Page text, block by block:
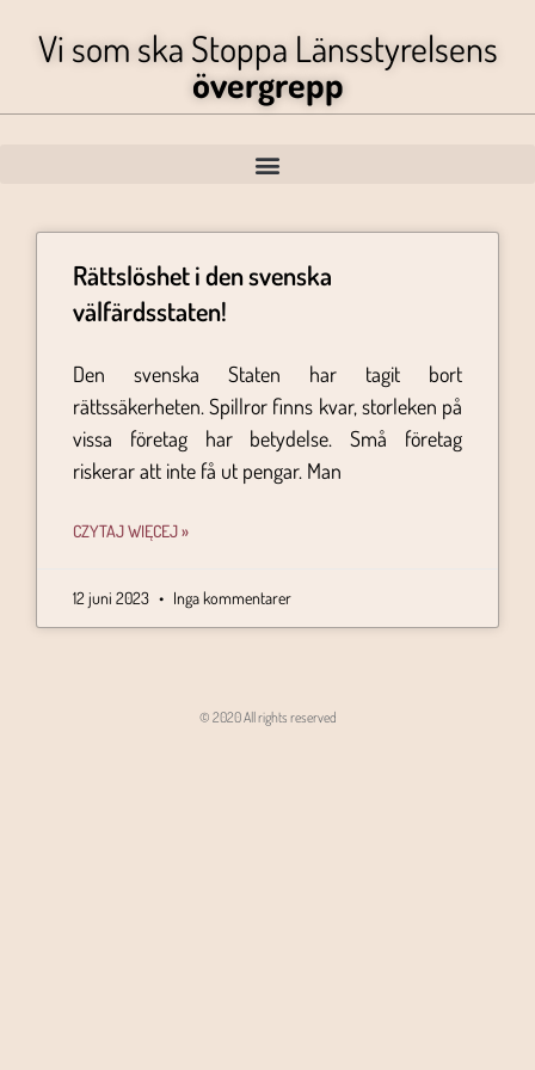
Vi som ska Stoppa Länsstyrelsens
övergrepp
Rättslöshet i den svenska
välfärdsstaten!
Den svenska Staten har tagit bort
rättssäkerheten. Spillror finns kvar, storleken på
vissa företag har betydelse. Små företag
riskerar att inte få ut pengar. Man
CZYTAJ WIĘCEJ »
12 juni 2023 Inga kommentarer
© 2020 All rights reserved